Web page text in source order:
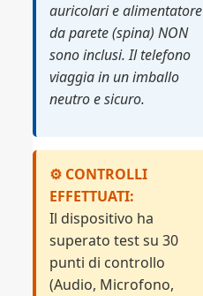
auricolari e alimentatore
da parete (spina) NON
sono inclusi. Il telefono
viaggia in un imballo
neutro e sicuro.
⚙️ CONTROLLI
EFFETTUATI:
Il dispositivo ha
superato test su 30
punti di controllo
(Audio, Microfono,